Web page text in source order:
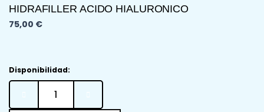
HIDRAFILLER ACIDO HIALURONICO
75,00 €
Disponibilidad:
HIDRAFILLER
Acido
Hialuronico
cantidad